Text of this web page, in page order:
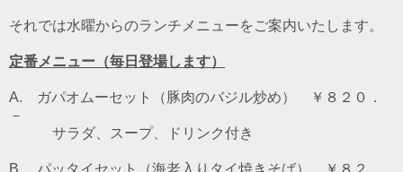
それでは水曜からのランチメニューをご案内いたします。
定番メニュー（毎日登場します）
A. ガパオムーセット（豚肉のバジル炒め） ￥８２０．
－
サラダ、スープ、ドリンク付き
B. パッタイセット（海老入りタイ焼きそば） ￥８２